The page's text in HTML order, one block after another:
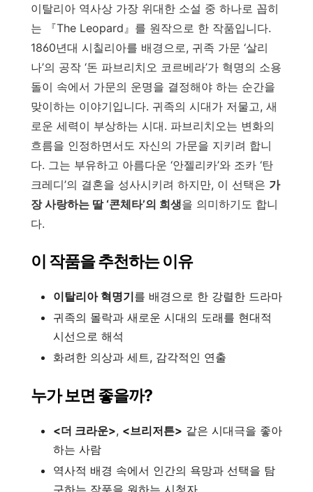
이탈리아 역사상 가장 위대한 소설 중 하나로 꼽히
는 『The Leopard』를 원작으로 한 작품입니다.
1860년대 시칠리아를 배경으로, 귀족 가문 ‘살리
나’의 공작 ‘돈 파브리치오 코르베라’가 혁명의 소용
돌이 속에서 가문의 운명을 결정해야 하는 순간을
맞이하는 이야기입니다. 귀족의 시대가 저물고, 새
로운 세력이 부상하는 시대. 파브리치오는 변화의
흐름을 인정하면서도 자신의 가문을 지키려 합니
다. 그는 부유하고 아름다운 ‘안젤리카’와 조카 ‘탄
크레디’의 결혼을 성사시키려 하지만, 이 선택은 가
장 사랑하는 딸 ‘콘체타’의 희생을 의미하기도 합니
다.
이 작품을 추천하는 이유
이탈리아 혁명기를 배경으로 한 강렬한 드라마
귀족의 몰락과 새로운 시대의 도래를 현대적
시선으로 해석
화려한 의상과 세트, 감각적인 연출
누가 보면 좋을까?
<더 크라운>, <브리저튼> 같은 시대극을 좋아
하는 사람
역사적 배경 속에서 인간의 욕망과 선택을 탐
구하는 작품을 원하는 시청자